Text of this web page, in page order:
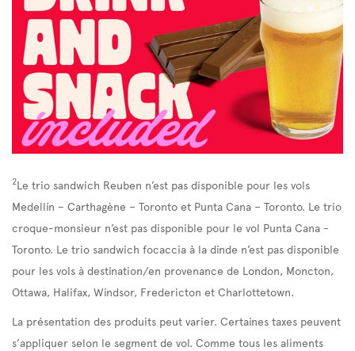
2Le trio sandwich Reuben n’est pas disponible pour les vols
Medellín – Carthagène – Toronto et Punta Cana – Toronto. Le trio
croque-monsieur n’est pas disponible pour le vol Punta Cana -
Toronto. Le trio sandwich focaccia à la dinde n’est pas disponible
pour les vols à destination/en provenance de London, Moncton,
Ottawa, Halifax, Windsor, Fredericton et Charlottetown.
La présentation des produits peut varier. Certaines taxes peuvent
s’appliquer selon le segment de vol. Comme tous les aliments